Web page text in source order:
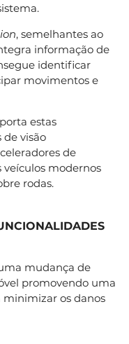
, semelhantes ao
informação de
identificar
movimentos e
estas
de visão
de
modernos
rodas.
mudança de
promovendo uma
os danos